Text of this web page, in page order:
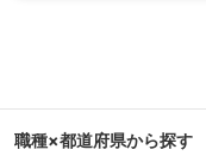
職種×都道府県から探す